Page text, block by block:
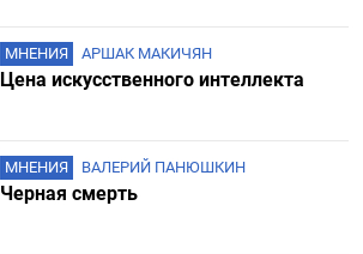
МНЕНИЯ АРШАК МАКИЧЯН
Цена искусственного интеллекта
МНЕНИЯ ВАЛЕРИЙ ПАНЮШКИН
Черная смерть